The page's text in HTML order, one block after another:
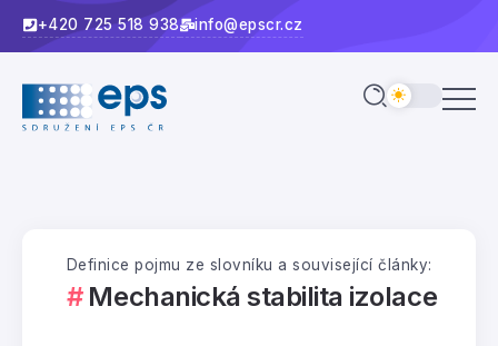
+420 725 518 938 info@epscr.cz
Definice pojmu ze slovníku a související články:
Mechanická stabilita izolace